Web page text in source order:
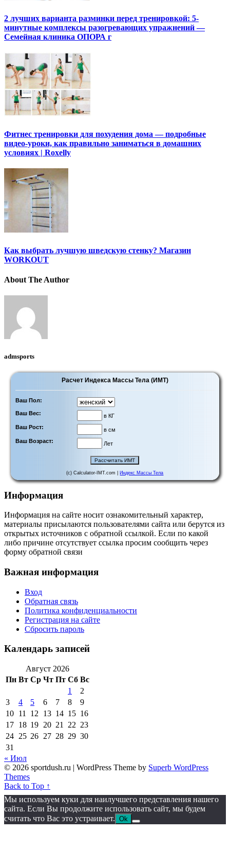
2 лучших варианта разминки перед тренировкой: 5-
минутные комплексы разогревающих упражнений —
Семейная клиника ОПОРА г
Фитнес тренировки для похудения дома — подробные
видео-уроки, как правильно заниматься в домашних
условиях | Roxelly
Как выбрать лучшую шведскую стенку? Магазин
WORKOUT
About The Author
admsports
Расчет Индекса Массы Тела (ИМТ)
Ваш Пол:
Ваш Вес:
в КГ
Ваш Рост:
в см
Ваш Возраст:
Лет
(c) Calculator-IMT.com | Индекс Массы Тела
Информация
Информация на сайте носит ознакомительный характер,
материалы присылаются пользователями сайта или берутся из
открытых источников с обратной ссылкой. Если по какой
либо причине отсутствует ссылка просим сообщить через
форму обратной связи
Важная информация
Вход
Обратная связь
Политика конфиденциальности
Регистрация на сайте
Сбросить пароль
Календарь записей
Август 2026
Пн Вт Ср Чт Пт Сб Вс
1
2
3
4 5 6 7 8
9
10 11 12 13 14 15 16
17 18 19 20 21 22 23
24 25 26 27 28 29 30
31
« Июл
© 2026 sportdush.ru | WordPress Theme by Superb WordPress
Themes
Back to Top ↑
Мы используем куки для наилучшего представления нашего
сайта. Если Вы продолжите использовать сайт, мы будем
считать что Вас это устраивает. Ok